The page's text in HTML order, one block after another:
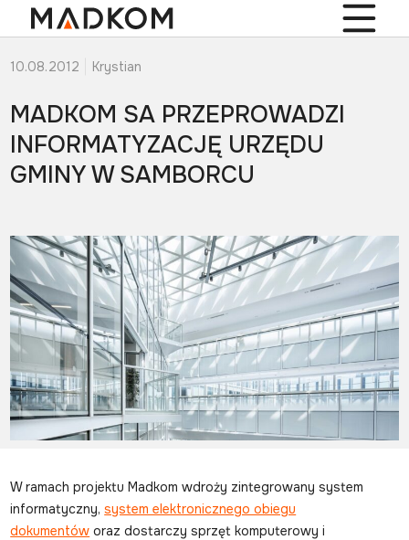
10.08.2012 Krystian
MADKOM SA PRZEPROWADZI
INFORMATYZACJĘ URZĘDU
GMINY W SAMBORCU
W ramach projektu Madkom wdroży zintegrowany system
informatyczny,system elektronicznego obiegu
dokumentów oraz dostarczy sprzęt komputerowy i